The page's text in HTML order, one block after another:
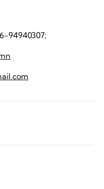
94940307;